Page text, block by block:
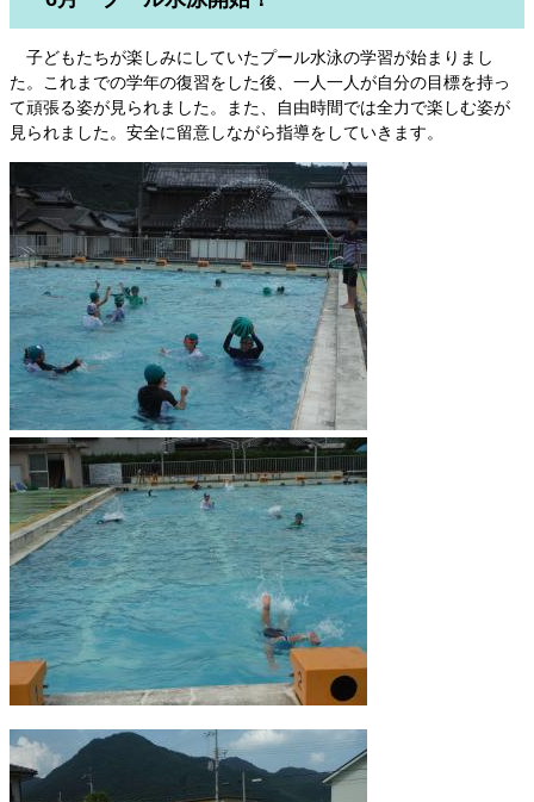
子どもたちが楽しみにしていたプール水泳の学習が始まりまし
た。これまでの学年の復習をした後、一人一人が自分の目標を持っ
て頑張る姿が見られました。また、自由時間では全力で楽しむ姿が
見られました。安全に留意しながら指導をしていきます。